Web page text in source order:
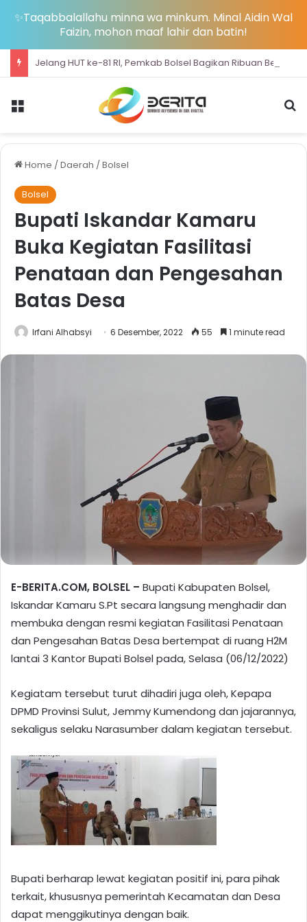
✨Taqabbalallahu minna wa minkum. Minal Aidin Wal
Faizin, mohon maaf lahir dan batin!
Home / Daerah / Bolsel
Bolsel
Bupati Iskandar Kamaru
Buka Kegiatan Fasilitasi
Penataan dan Pengesahan
Batas Desa
Irfani Alhabsyi 6 Desember, 2022 55 1 minute read
E-BERITA.COM, BOLSEL – Bupati Kabupaten Bolsel,
Iskandar Kamaru S.Pt secara langsung menghadir dan
membuka dengan resmi kegiatan Fasilitasi Penataan
dan Pengesahan Batas Desa bertempat di ruang H2M
lantai 3 Kantor Bupati Bolsel pada, Selasa (06/12/2022)
Kegiatam tersebut turut dihadiri juga oleh, Kepapa
DPMD Provinsi Sulut, Jemmy Kumendong dan jajarannya,
sekaligus selaku Narasumber dalam kegiatan tersebut.
Bupati berharap lewat kegiatan positif ini, para pihak
terkait, khususnya pemerintah Kecamatan dan Desa
dapat menggikutinya dengan baik.